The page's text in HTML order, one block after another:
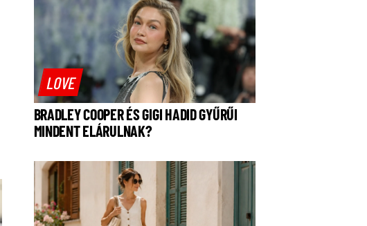
LOVE
BRADLEY COOPER ÉS GIGI HADID GYŰRŰI
MINDENT ELÁRULNAK?